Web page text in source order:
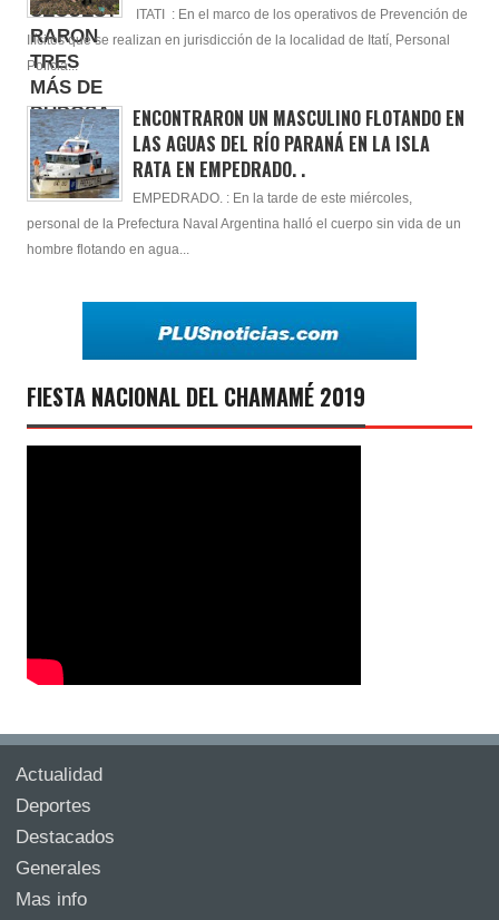
ITATI : En el marco de los operativos de Prevención de
Ilícitos que se realizan en jurisdicción de la localidad de Itatí, Personal
Policia...
ENCONTRARON UN MASCULINO FLOTANDO EN
LAS AGUAS DEL RÍO PARANÁ EN LA ISLA
RATA EN EMPEDRADO. .
EMPEDRADO. : En la tarde de este miércoles,
personal de la Prefectura Naval Argentina halló el cuerpo sin vida de un
hombre flotando en agua...
FIESTA NACIONAL DEL CHAMAMÉ 2019
Actualidad
Deportes
Destacados
Generales
Mas info